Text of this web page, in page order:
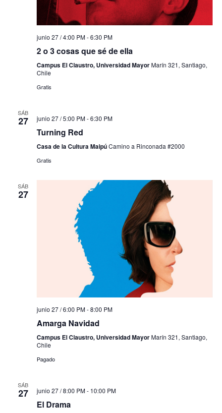
junio 27 / 4:00 PM-6:30 PM
2 o 3 cosas que sé de ella
Campus El Claustro, Universidad MayorMarín 321, Santiago,
Chile
Gratis
SÁB
27 junio 27 / 5:00 PM-6:30 PM
Turning Red
Casa de la Cultura MaipúCamino a Rinconada #2000
Gratis
SÁB
27
junio 27 / 6:00 PM-8:00 PM
Amarga Navidad
Campus El Claustro, Universidad MayorMarín 321, Santiago,
Chile
Pagado
SÁB
27 junio 27 / 8:00 PM- 10:00 PM
El Drama